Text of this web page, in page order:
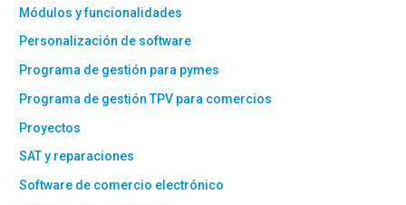
Módulos y funcionalidades
Personalización de software
Programa de gestión para pymes
Programa de gestión TPV para comercios
Proyectos
SAT y reparaciones
Software de comercio electrónico